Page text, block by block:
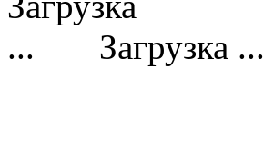
Загрузка ...